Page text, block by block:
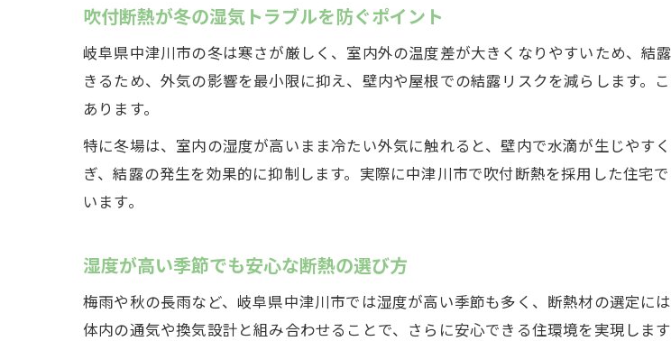
吹付断熱が冬の湿気トラブルを防ぐポイント
岐阜県中津川市の冬は寒さが厳しく、室内外の温度差が大きくなりやすいため、結
きるため、外気の影響を最小限に抑え、壁内や屋根での結露リスクを減らします。
あります。
特に冬場は、室内の湿度が高いまま冷たい外気に触れると、壁内で水滴が生じやす
ぎ、結露の発生を効果的に抑制します。実際に中津川市で吹付断熱を採用した住宅
います。
湿度が高い季節でも安心な断熱の選び方
梅雨や秋の長雨など、岐阜県中津川市では湿度が高い季節も多く、断熱材の選定に
体内の通気や換気設計と組み合わせることで、さらに安心できる住環境を実現します